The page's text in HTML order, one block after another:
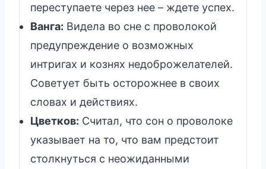
переступаете через нее – ждете успех.
Ванга: Видела во сне с проволокой
предупреждение о возможных
интригах и кознях недоброжелателей.
Советует быть осторожнее в своих
словах и действиях.
Цветков: Считал, что сон о проволоке
указывает на то, что вам предстоит
столкнуться с неожиданными